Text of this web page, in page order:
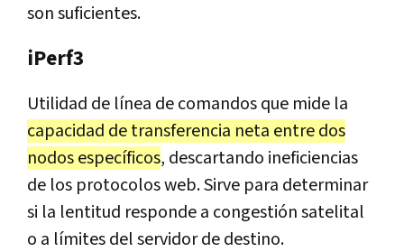
son suficientes.
iPerf3
Utilidad de línea de comandos que mide la
capacidad de transferencia neta entre dos
nodos específicos, descartando ineficiencias
de los protocolos web. Sirve para determinar
si la lentitud responde a congestión satelital
o a límites del servidor de destino.